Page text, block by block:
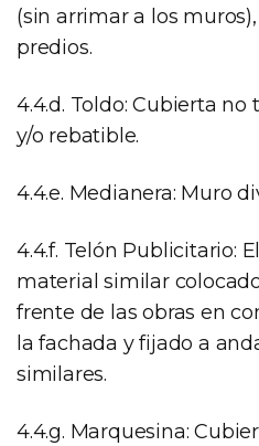
(sin arrimar a los
predios.
4.4.d. Toldo: Cubierta no
y/o rebatible.
4.4.e. Medianera: Muro
4.4.f. Telón Publicitario:
material similar
frente de las obras en
la fachada y fijado a
similares.
4.4.g. Marquesina: